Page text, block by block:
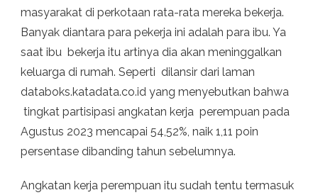
masyarakat di perkotaan rata-rata mereka bekerja.
Banyak diantara para pekerja ini adalah para ibu. Ya
saat ibu bekerja itu artinya dia akan meninggalkan
keluarga di rumah. Seperti dilansir dari laman
databoks.katadata.co.id yang menyebutkan bahwa
tingkat partisipasi angkatan kerja perempuan pada
Agustus 2023 mencapai 54,52%, naik 1,11 poin
persentase dibanding tahun sebelumnya.
Angkatan kerja perempuan itu sudah tentu termasuk